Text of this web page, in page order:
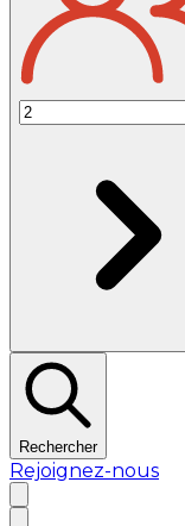
Rechercher
Rejoignez-nous